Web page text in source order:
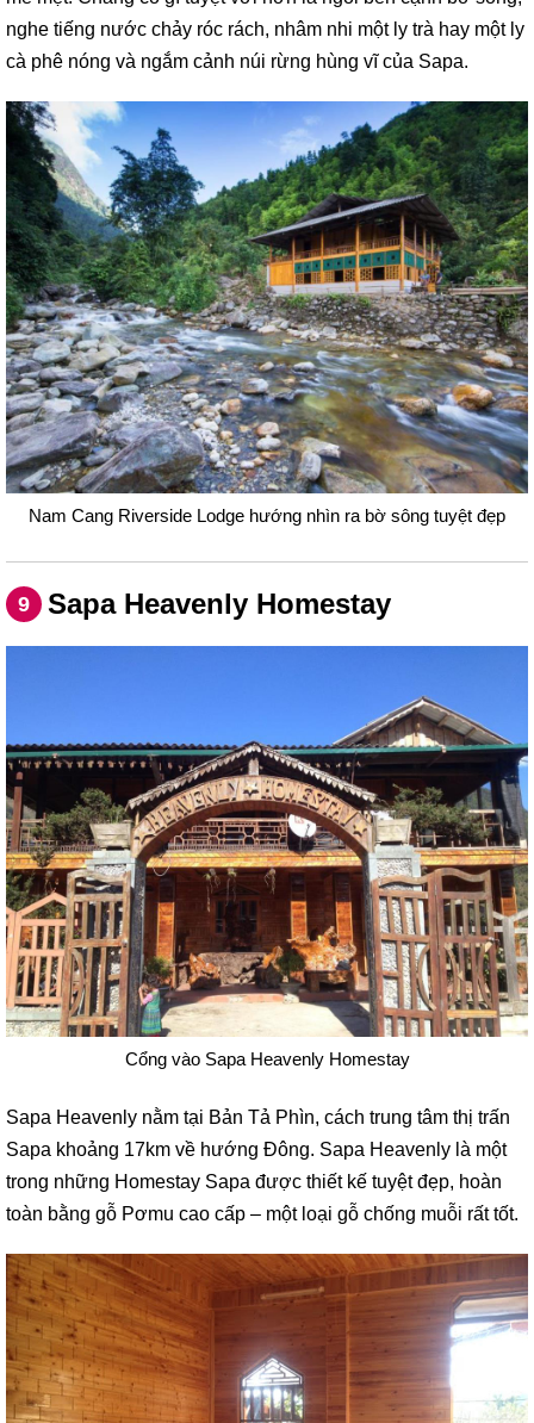
nghe tiếng nước chảy róc rách, nhâm nhi một ly trà hay một ly
cà phê nóng và ngắm cảnh núi rừng hùng vĩ của Sapa.
Nam Cang Riverside Lodge hướng nhìn ra bờ sông tuyệt đẹp
9 Sapa Heavenly Homestay
Cổng vào Sapa Heavenly Homestay
Sapa Heavenly nằm tại Bản Tả Phìn, cách trung tâm thị trấn
Sapa khoảng 17km về hướng Đông. Sapa Heavenly là một
trong những Homestay Sapa được thiết kế tuyệt đẹp, hoàn
toàn bằng gỗ Pơmu cao cấp – một loại gỗ chống muỗi rất tốt.